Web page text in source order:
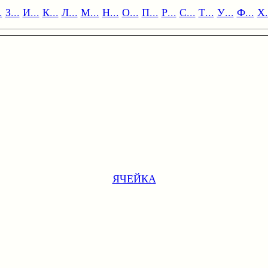
З... И... К... Л... М... Н... О... П... Р... С... Т... У... Ф...
ЯЧЕЙКА